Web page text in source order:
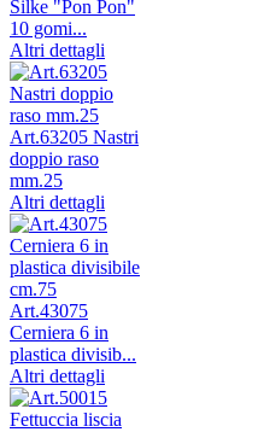
Silke "Pon Pon"
10 gomi...
Altri dettagli
Art.63205 Nastri
doppio raso
mm.25
Altri dettagli
Art.43075
Cerniera 6 in
plastica divisib...
Altri dettagli